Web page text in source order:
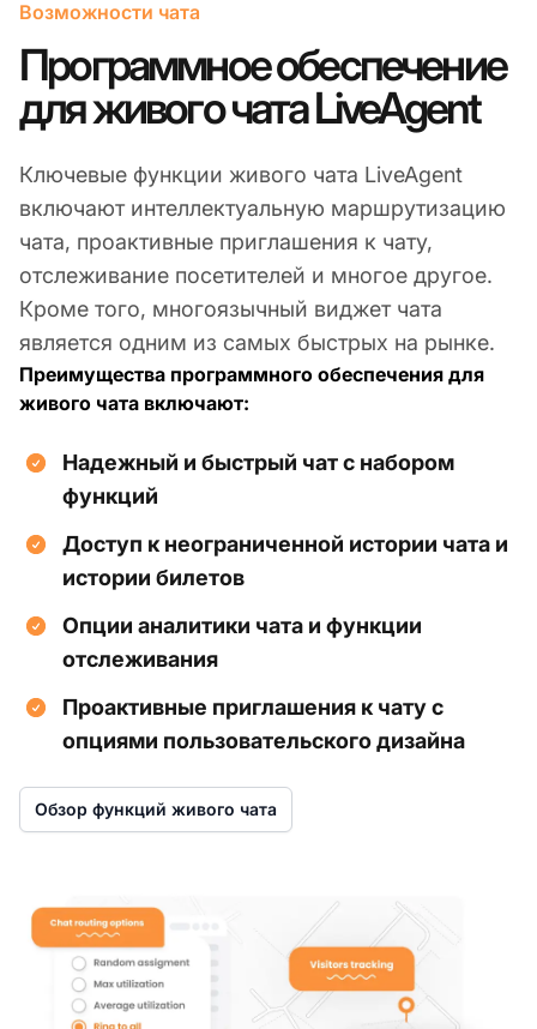
Возможности чата
Программное обеспечение
для живого чата LiveAgent
Ключевые функции живого чата LiveAgent
включают интеллектуальную маршрутизацию
чата, проактивные приглашения к чату,
отслеживание посетителей и многое другое.
Кроме того, многоязычный виджет чата
является одним из самых быстрых на рынке.
Преимущества программного обеспечения для
живого чата включают:
Надежный и быстрый чат с набором
функций
Доступ к неограниченной истории чата и
истории билетов
Опции аналитики чата и функции
отслеживания
Проактивные приглашения к чату с
опциями пользовательского дизайна
Обзор функций живого чата